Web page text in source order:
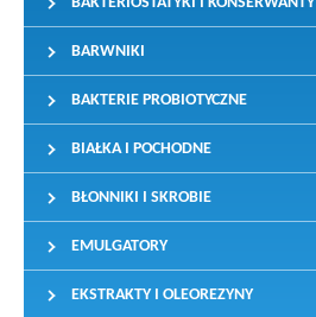
BARWNIKI
BAKTERIE PROBIOTYCZNE
BIAŁKA I POCHODNE
BŁONNIKI I SKROBIE
EMULGATORY
EKSTRAKTY I OLEOREZYNY